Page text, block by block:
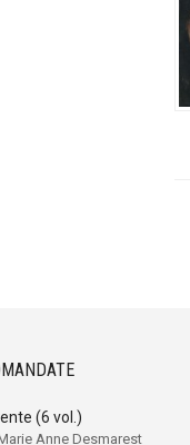
(6 vol.)
Anne Desmarest